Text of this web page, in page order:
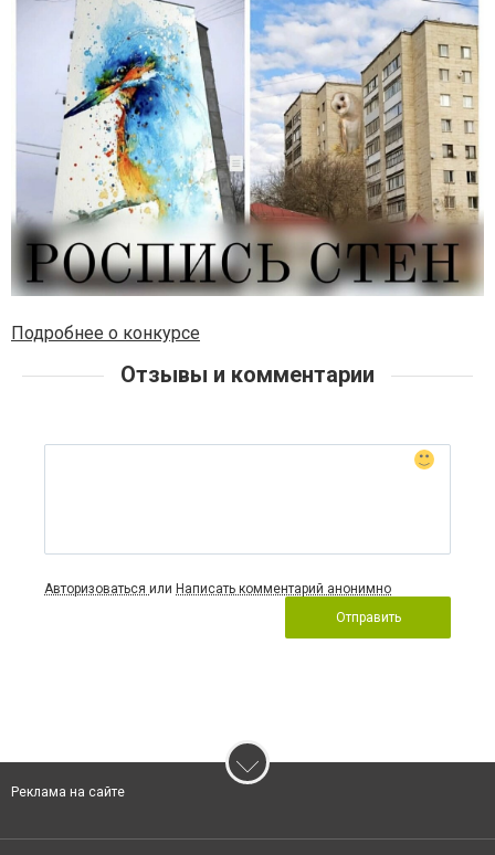
Отзывы и комментарии
Авторизоваться или Написать комментарий анонимно
Отправить
Подробнее о конкурсе
Реклама на сайте